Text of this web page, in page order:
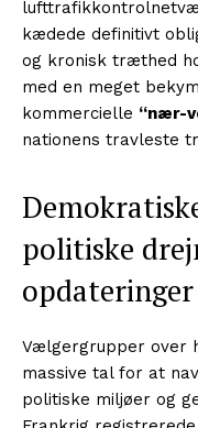
kædede definitivt
og kronisk træthed
med en meget
kommercielle “nær-
nationens travleste
politiske
Vælgergrupper over
massive tal for at
politiske miljøer og